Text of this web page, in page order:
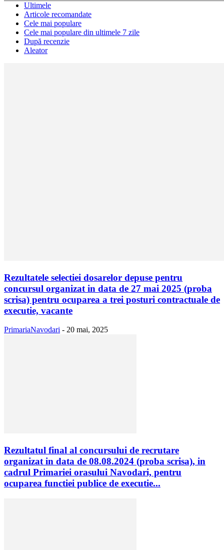
Ultimele
Articole recomandate
Cele mai populare
Cele mai populare din ultimele 7 zile
După recenzie
Aleator
Rezultatele selectiei dosarelor depuse pentru
concursul organizat in data de 27 mai 2025 (proba
scrisa) pentru ocuparea a trei posturi contractuale de
executie, vacante
PrimariaNavodari - 20 mai, 2025
Rezultatul final al concursului de recrutare
organizat in data de 08.08.2024 (proba scrisa), in
cadrul Primariei orasului Navodari, pentru
ocuparea functiei publice de executie...